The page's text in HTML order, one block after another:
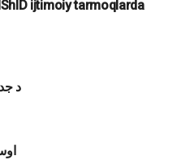
ijtimoiy tarmoqlarda
د